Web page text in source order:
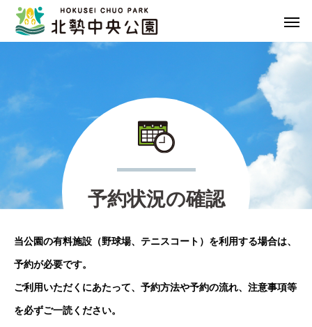
予約状況の確認
当公園の有料施設（野球場、テニスコート）を利用する場合は、
予約が必要です。
ご利用いただくにあたって、予約方法や予約の流れ、注意事項等
を必ずご一読ください。